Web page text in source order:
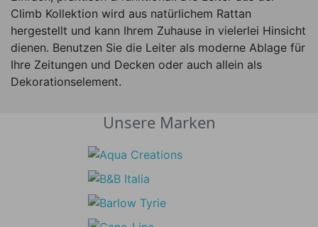
Climb Kollektion wird aus natürlichem Rattan
hergestellt und kann Ihrem Zuhause in vielerlei Hinsicht
dienen. Benutzen Sie die Leiter als moderne Ablage für
Ihre Zeitungen und Decken oder auch allein als
Dekorationselement.
Unsere Marken